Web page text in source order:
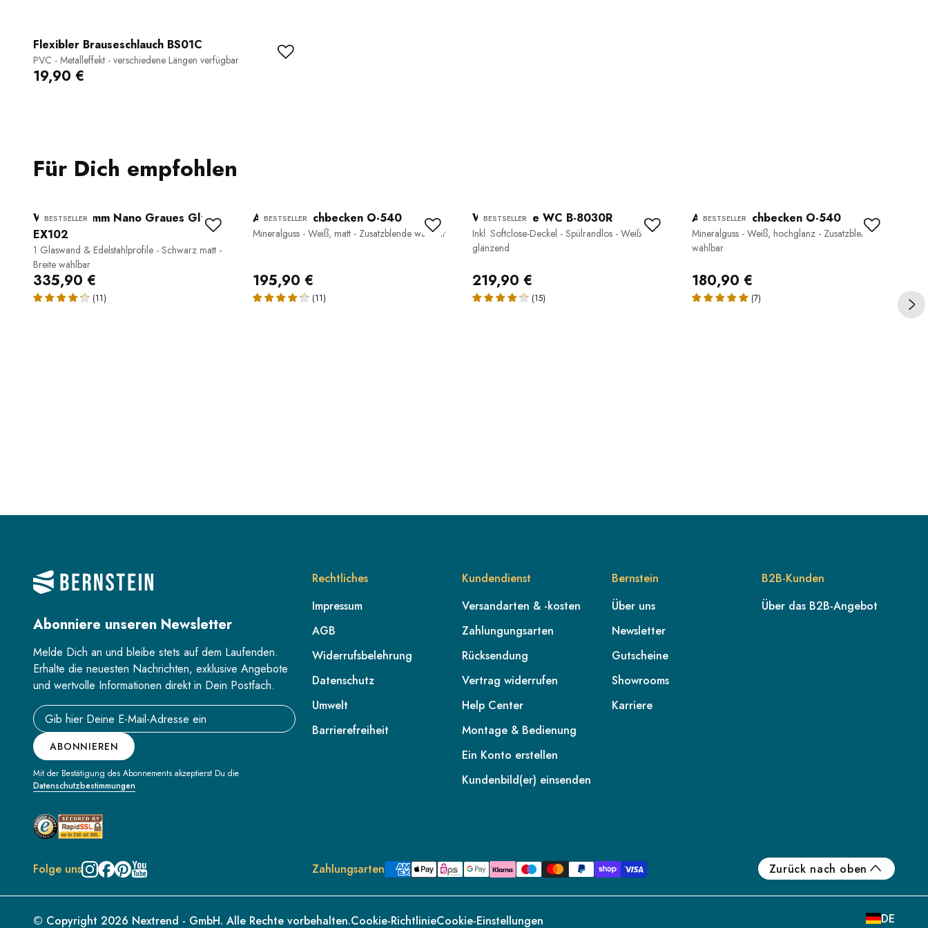
Flexibler Brauseschlauch BS01C
PVC - Metalleffekt - verschiedene Längen verfügbar
19,90 €
Für Dich empfohlen
BESTSELLER
Walk-In 10 mm Nano Graues Glas
EX102
1 Glaswand & Edelstahlprofile - Schwarz matt -
Breite wählbar
335,90 €
(11)
BESTSELLER
Aufsatzwaschbecken O-540
Mineralguss - Weiß, matt - Zusatzblende wählbar
195,90 €
(11)
BESTSELLER
Wand-Hänge WC B-8030R
Inkl. Softclose-Deckel - Spülrandlos - Weiß
glänzend
219,90 €
(15)
BESTSELLER
Aufsatzwaschbecken O-540
Mineralguss - Weiß, hochglanz - Zusatzblende
wählbar
180,90 €
(7)
Abonniere unseren Newsletter
Melde Dich an und bleibe stets auf dem Laufenden.
Erhalte die neuesten Nachrichten, exklusive Angebote
und wertvolle Informationen direkt in Dein Postfach.
Email address
ABONNIEREN
Mit der Bestätigung des Abonnements akzeptierst Du die
Datenschutzbestimmungen
Rechtliches
Impressum
AGB
Widerrufsbelehrung
Datenschutz
Umwelt
Barrierefreiheit
Bernstein
Über uns
Newsletter
Gutscheine
Showrooms
Karriere
Kundendienst
Versandarten & -kosten
Zahlungungsarten
Rücksendung
Vertrag widerrufen
Help Center
Montage & Bedienung
Ein Konto erstellen
Kundenbild(er) einsenden
B2B-Kunden
Über das B2B-Angebot
DE
IT
Folge uns Zahlungsarten
Cookie-RichtlinieCookie-Einstellungen
Zurück nach oben
© Copyright 2026 Nextrend - GmbH. Alle Rechte vorbehalten.